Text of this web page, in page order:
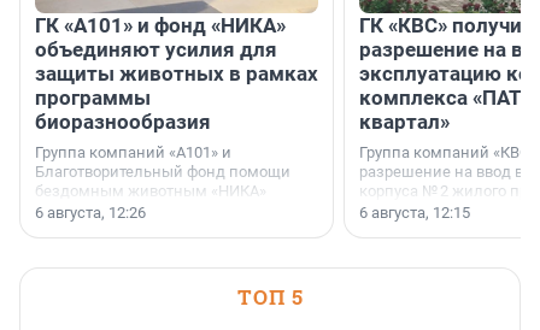
ГК «А101» и фонд «НИКА»
объединяют усилия для
защиты животных в рамках
программы
биоразнообразия
Группа компаний «А101» и
Благотворительный фонд помощи
бездомным животным «НИКА»
заключили соглашение о
6 августа, 12:26
ГК «КВС»
разрешение на
эксплуатацию
комплекса
квартал»
Группа компаний
разрешение на ввод в
корпуса № 2 жилого
Уютный квартал»,
6 августа, 12:15
ТОП 5